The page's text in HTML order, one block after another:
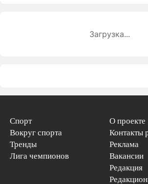
Загрузка...
Спорт
Вокруг спорта
Тренды
Лига чемпионов
О проекте
Контакты
Реклама
Вакансии
Редакция